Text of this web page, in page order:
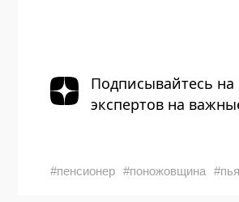
Подписывайтесь на
экспертов на
#пенсионер #поножовщина